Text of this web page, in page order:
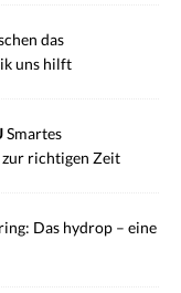
das
uns hilft
Smartes
zur richtigen Zeit
Das hydrop – eine